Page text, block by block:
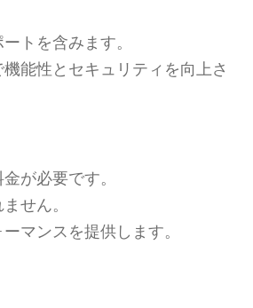
トを含みます。
能性とセキュリティを向上さ
が必要です。
せん。
マンスを提供します。